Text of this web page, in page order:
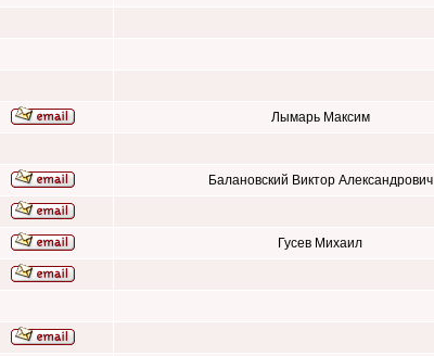
Лымарь Максим
Балановский Виктор Александрович
Гусев Михаил